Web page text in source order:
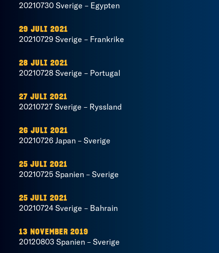
20210730 Sverige – Egypten
29 JULI 2021
20210729 Sverige – Frankrike
28 JULI 2021
20210728 Sverige – Portugal
27 JULI 2021
20210727 Sverige – Ryssland
26 JULI 2021
20210726 Japan – Sverige
25 JULI 2021
20210725 Spanien – Sverige
25 JULI 2021
20210724 Sverige – Bahrain
13 NOVEMBER 2019
20120803 Spanien – Sverige